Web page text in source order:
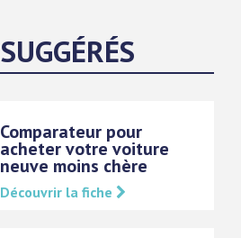
SUGGÉRÉS
Comparateur pour
acheter votre voiture
neuve moins chère
Découvrir la fiche